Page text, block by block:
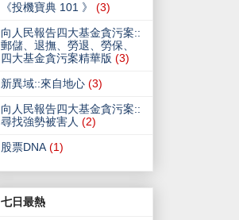
《投機寶典 101 》
(3)
向人民報告四大基金貪污案::
郵儲、退撫、勞退、勞保、
四大基金貪污案精華版 (3)
新異域::來自地心 (3)
向人民報告四大基金貪污案::
尋找強勢被害人 (2)
股票DNA (1)
七日最熱